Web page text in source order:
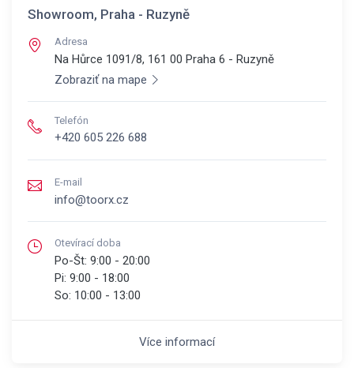
Showroom, Praha - Ruzyně
Adresa
Na Hůrce 1091/8, 161 00 Praha 6 - Ruzyně
Zobraziť na mape
Telefón
+420 605 226 688
E-mail
info@toorx.cz
Otevírací doba
Po-Št: 9:00 - 20:00
Pi: 9:00 - 18:00
So: 10:00 - 13:00
Více informací